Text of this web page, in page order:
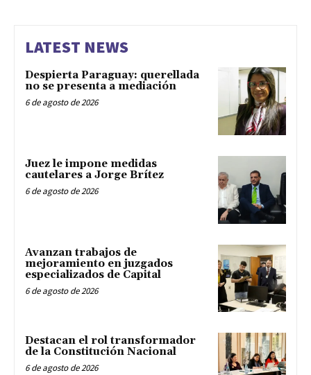
LATEST NEWS
Despierta Paraguay: querellada
no se presenta a mediación
6 de agosto de 2026
Juez le impone medidas
cautelares a Jorge Brítez
6 de agosto de 2026
Avanzan trabajos de
mejoramiento en juzgados
especializados de Capital
6 de agosto de 2026
Destacan el rol transformador
de la Constitución Nacional
6 de agosto de 2026